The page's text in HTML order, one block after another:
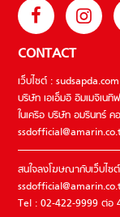
CONTACT
เว็บไซต์ : sudsapda.com
บริษัท เอเอ็มอี อิมเมจิเน
ในเครือ บริษัท อมรินทร์
สนใจลงโฆษณากับเว็บไซ
Tel : 02-422-9999 ต่อ